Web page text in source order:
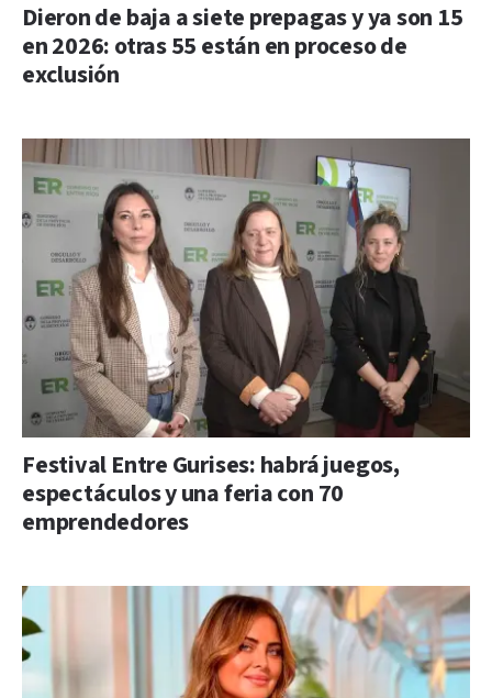
Dieron de baja a siete prepagas y ya son 15
en 2026: otras 55 están en proceso de
exclusión
Festival Entre Gurises: habrá juegos,
espectáculos y una feria con 70
emprendedores